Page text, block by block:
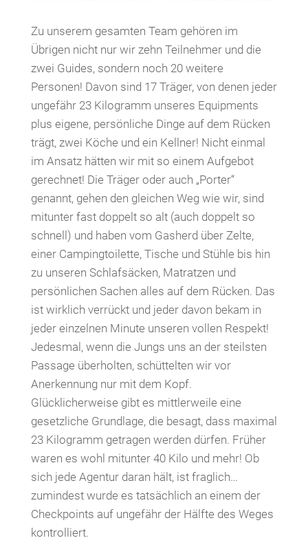
Zu unserem gesamten Team gehören im
Übrigen nicht nur wir zehn Teilnehmer und die
zwei Guides, sondern noch 20 weitere
Personen! Davon sind 17 Träger, von denen jeder
ungefähr 23 Kilogramm unseres Equipments
plus eigene, persönliche Dinge auf dem Rücken
trägt, zwei Köche und ein Kellner! Nicht einmal
im Ansatz hätten wir mit so einem Aufgebot
gerechnet! Die Träger oder auch „Porter“
genannt, gehen den gleichen Weg wie wir, sind
mitunter fast doppelt so alt (auch doppelt so
schnell) und haben vom Gasherd über Zelte,
einer Campingtoilette, Tische und Stühle bis hin
zu unseren Schlafsäcken, Matratzen und
persönlichen Sachen alles auf dem Rücken. Das
ist wirklich verrückt und jeder davon bekam in
jeder einzelnen Minute unseren vollen Respekt!
Jedesmal, wenn die Jungs uns an der steilsten
Passage überholten, schüttelten wir vor
Anerkennung nur mit dem Kopf.
Glücklicherweise gibt es mittlerweile eine
gesetzliche Grundlage, die besagt, dass maximal
23 Kilogramm getragen werden dürfen. Früher
waren es wohl mitunter 40 Kilo und mehr! Ob
sich jede Agentur daran hält, ist fraglich…
zumindest wurde es tatsächlich an einem der
Checkpoints auf ungefähr der Hälfte des Weges
kontrolliert.